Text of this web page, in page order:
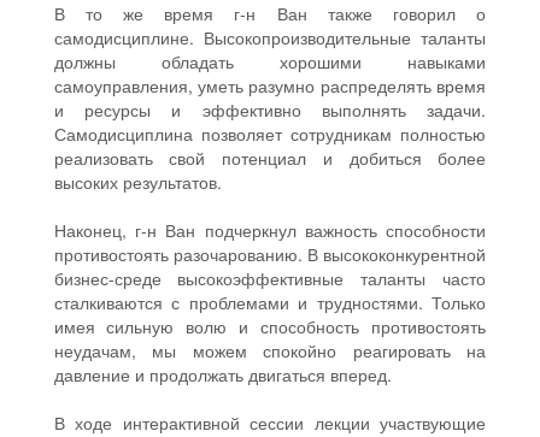
В то же время г-н Ван также говорил о
самодисциплине. Высокопроизводительные таланты
должны обладать хорошими навыками
самоуправления, уметь разумно распределять время
и ресурсы и эффективно выполнять задачи.
Самодисциплина позволяет сотрудникам полностью
реализовать свой потенциал и добиться более
высоких результатов.
Наконец, г-н Ван подчеркнул важность способности
противостоять разочарованию. В высококонкурентной
бизнес-среде высокоэффективные таланты часто
сталкиваются с проблемами и трудностями. Только
имея сильную волю и способность противостоять
неудачам, мы можем спокойно реагировать на
давление и продолжать двигаться вперед.
В ходе интерактивной сессии лекции участвующие